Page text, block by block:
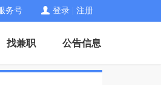
务号 登录 注册
找兼职 公告信息